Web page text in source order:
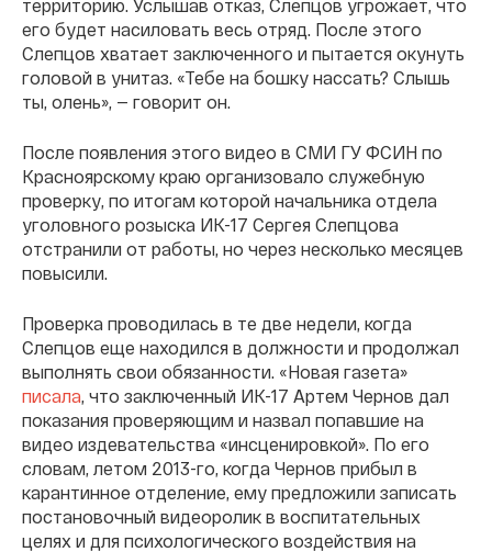
территорию. Услышав отказ, Слепцов угрожает, что
его будет насиловать весь отряд. После этого
Слепцов хватает заключенного и пытается окунуть
головой в унитаз. «Тебе на бошку нассать? Слышь
ты, олень», — говорит он.
После появления этого видео в СМИ ГУ ФСИН по
Красноярскому краю организовало служебную
проверку, по итогам которой начальника отдела
уголовного розыска ИК-17 Сергея Слепцова
отстранили от работы, но через несколько месяцев
повысили.
Проверка проводилась в те две недели, когда
Слепцов еще находился в должности и продолжал
выполнять свои обязанности. «Новая газета»
писала , что заключенный ИК-17 Артем Чернов дал
показания проверяющим и назвал попавшие на
видео издевательства «инсценировкой». По его
словам, летом 2013-го, когда Чернов прибыл в
карантинное отделение, ему предложили записать
постановочный видеоролик в воспитательных
целях и для психологического воздействия на